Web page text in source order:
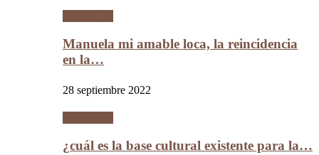
Manuela mi amable loca, la reincidencia
en la…
28 septiembre 2022
¿cuál es la base cultural existente para la…